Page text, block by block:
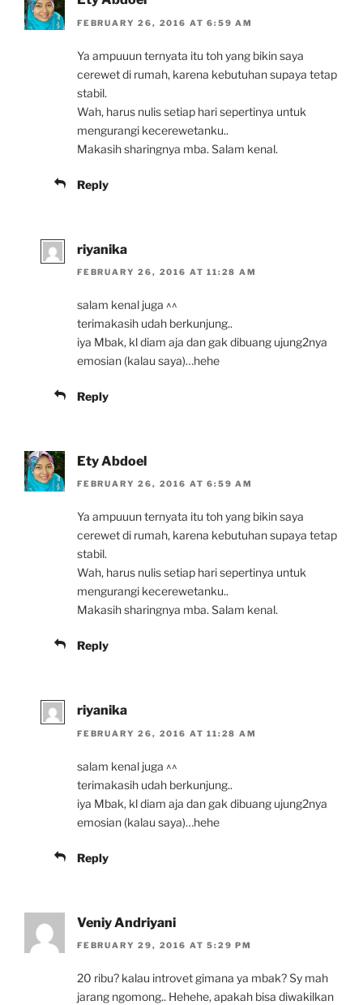
FEBRUARY 26, 2016 AT 6:59 AM
Ya ampuuun ternyata itu toh yang bikin saya
cerewet di rumah, karena kebutuhan supaya tetap
stabil.
Wah, harus nulis setiap hari sepertinya untuk
mengurangi kecerewetanku..
Makasih sharingnya mba. Salam kenal.
Reply
riyanika
FEBRUARY 26, 2016 AT 11:28 AM
salam kenal juga ^^
terimakasih udah berkunjung..
iya Mbak, kl diam aja dan gak dibuang ujung2nya
emosian (kalau saya)…hehe
Reply
Ety Abdoel
FEBRUARY 26, 2016 AT 6:59 AM
Ya ampuuun ternyata itu toh yang bikin saya
cerewet di rumah, karena kebutuhan supaya tetap
stabil.
Wah, harus nulis setiap hari sepertinya untuk
mengurangi kecerewetanku..
Makasih sharingnya mba. Salam kenal.
Reply
riyanika
FEBRUARY 26, 2016 AT 11:28 AM
salam kenal juga ^^
terimakasih udah berkunjung..
iya Mbak, kl diam aja dan gak dibuang ujung2nya
emosian (kalau saya)…hehe
Reply
Veniy Andriyani
FEBRUARY 29, 2016 AT 5:29 PM
20 ribu? kalau introvet gimana ya mbak? Sy mah
jarang ngomong.. Hehehe, apakah bisa diwakilkan